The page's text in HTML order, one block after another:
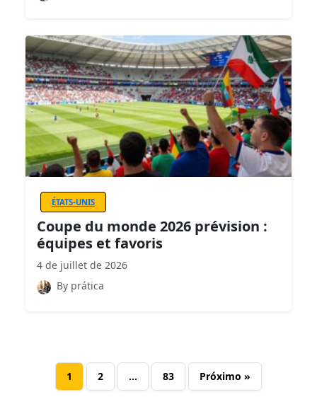
ÉTATS-UNIS
Coupe du monde 2026 prévision :
équipes et favoris
4 de juillet de 2026
By prática
1 2 … 83 Próximo »